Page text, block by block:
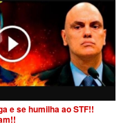
e se humilha ao STF!!